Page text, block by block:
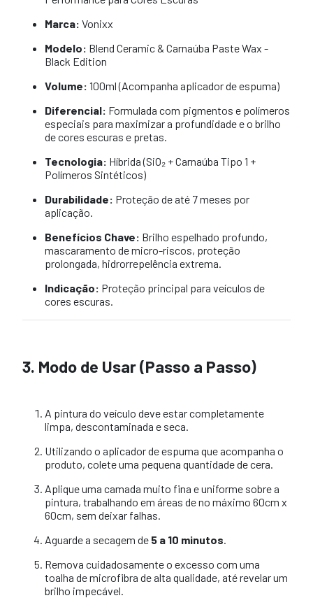
Marca: Vonixx
Modelo: Blend Ceramic & Carnaúba Paste Wax -
Black Edition
Volume: 100ml (Acompanha aplicador de espuma)
Diferencial: Formulada com pigmentos e polímeros
especiais para maximizar a profundidade e o brilho
de cores escuras e pretas.
Tecnologia: Híbrida (SiO₂ + Carnaúba Tipo 1 +
Polímeros Sintéticos)
Durabilidade: Proteção de até 7 meses por
aplicação.
Benefícios Chave: Brilho espelhado profundo,
mascaramento de micro-riscos, proteção
prolongada, hidrorrepelência extrema.
Indicação: Proteção principal para veículos de
cores escuras.
3. Modo de Usar (Passo a Passo)
A pintura do veículo deve estar completamente
limpa, descontaminada e seca.
Utilizando o aplicador de espuma que acompanha o
produto, colete uma pequena quantidade de cera.
Aplique uma camada muito fina e uniforme sobre a
pintura, trabalhando em áreas de no máximo 60cm x
60cm, sem deixar falhas.
Aguarde a secagem de 5 a 10 minutos
Remova cuidadosamente o excesso com uma
toalha de microfibra de alta qualidade, até revelar um
brilho impecável.